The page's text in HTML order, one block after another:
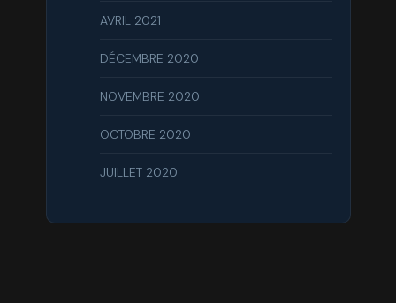
AVRIL 2021
DÉCEMBRE 2020
NOVEMBRE 2020
OCTOBRE 2020
JUILLET 2020